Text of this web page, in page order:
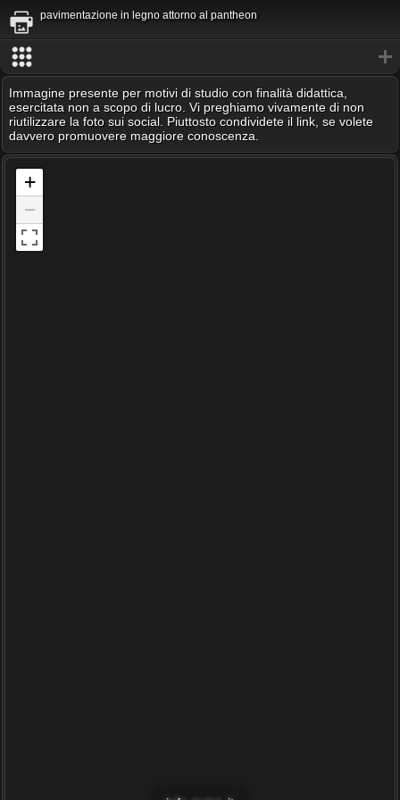
pavimentazione in legno attorno al pantheon
Immagine presente per motivi di studio con finalità didattica,
esercitata non a scopo di lucro. Vi preghiamo vivamente di non
riutilizzare la foto sui social. Piuttosto condividete il link, se volete
davvero promuovere maggiore conoscenza.
+
−